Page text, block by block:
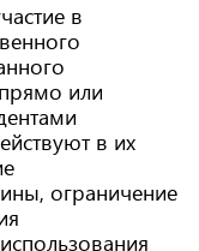
в
или
в их
ограничение